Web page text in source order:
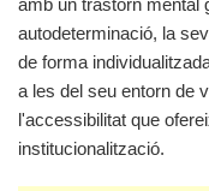
amb un trastorn mental
autodeterminació, la
de forma
a les del seu entorn de
l'accessibilitat que
institucionalització.